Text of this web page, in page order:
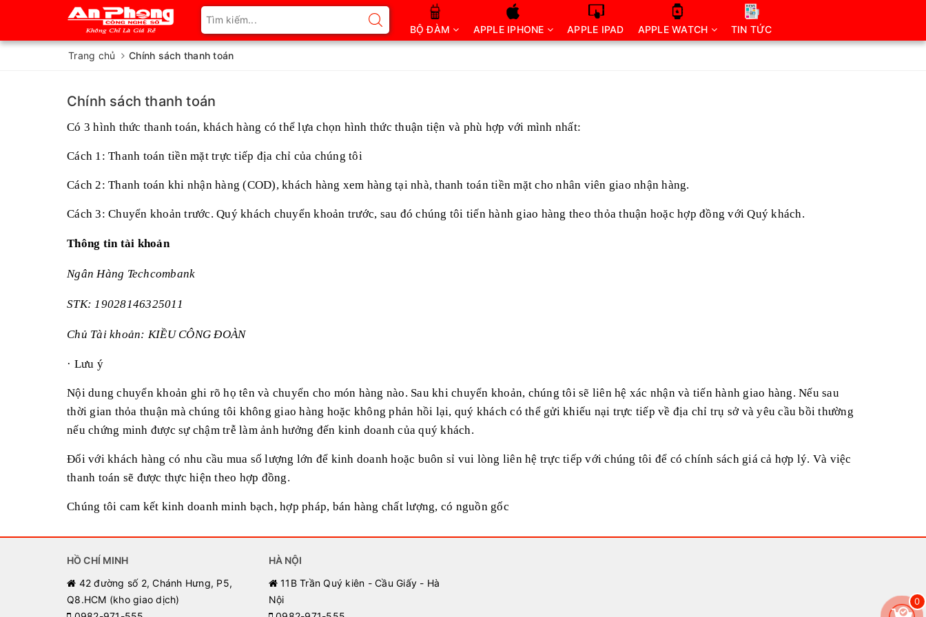
BỘ ĐÀM APPLE IPHONE APPLE IPAD APPLE WATCH TIN TỨC
Trang chủ Chính sách thanh toán
Chính sách thanh toán
Có 3 hình thức thanh toán, khách hàng có thể lựa chọn hình thức thuận tiện và phù hợp với mình nhất:
Cách 1: Thanh toán tiền mặt trực tiếp địa chỉ của chúng tôi
Cách 2: Thanh toán khi nhận hàng (COD), khách hàng xem hàng tại nhà, thanh toán tiền mặt cho nhân viên giao nhận hàng.
Cách 3: Chuyển khoản trước. Quý khách chuyển khoản trước, sau đó chúng tôi tiến hành giao hàng theo thỏa thuận hoặc hợp đồng với Quý khách.
Thông tin tài khoản
Ngân Hàng Techcombank
STK: 19028146325011
Chủ Tài khoản: KIỀU CÔNG ĐOÀN
· Lưu ý
Nội dung chuyển khoản ghi rõ họ tên và chuyển cho món hàng nào. Sau khi chuyển khoản, chúng tôi sẽ liên hệ xác nhận và tiến hành giao hàng. Nếu sau
thời gian thỏa thuận mà chúng tôi không giao hàng hoặc không phản hồi lại, quý khách có thể gửi khiếu nại trực tiếp về địa chỉ trụ sở và yêu cầu bồi thường
nếu chứng minh được sự chậm trễ làm ảnh hưởng đến kinh doanh của quý khách.
Đối với khách hàng có nhu cầu mua số lượng lớn để kinh doanh hoặc buôn sỉ vui lòng liên hệ trực tiếp với chúng tôi để có chính sách giá cả hợp lý. Và việc
thanh toán sẽ được thực hiện theo hợp đồng.
Chúng tôi cam kết kinh doanh minh bạch, hợp pháp, bán hàng chất lượng, có nguồn gốc
HỒ CHÍ MINH
42 đường số 2, Chánh Hưng, P5,
Q8.HCM (kho giao dịch)
HÀ NỘI
11B Trần Quý kiên - Cầu Giấy - Hà
Nội
0